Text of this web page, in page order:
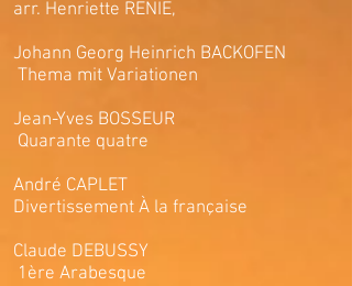
arr. Henriette RENIÉ,
Johann Georg Heinrich BACKOFEN
Thema mit Variationen
Jean-Yves BOSSEUR
Quarante quatre
André CAPLET
Divertissement À la française
Claude DEBUSSY
1ère Arabesque